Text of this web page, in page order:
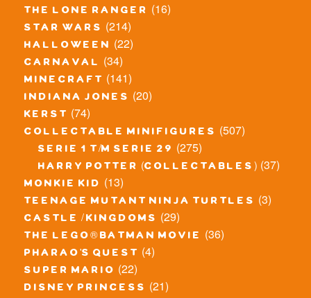
the lone ranger (16)
star wars (214)
halloween (22)
carnaval (34)
minecraft (141)
indiana jones (20)
kerst (74)
collectable minifigures (507)
serie 1 t/m serie 29 (275)
harry potter (collectables) (37)
monkie kid (13)
teenage mutant ninja turtles (3)
castle / kingdoms (29)
the lego® batman movie (36)
pharao's quest (4)
super mario (22)
disney princess (21)